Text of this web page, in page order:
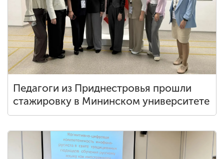
Педагоги из Приднестровья прошли
стажировку в Мининском университете